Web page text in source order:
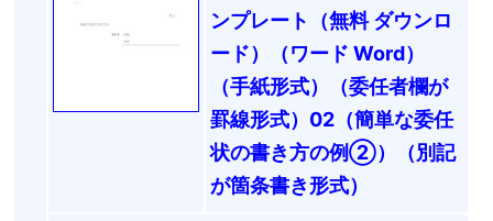
ンプレート（無料 ダウンロ
ード）（ワード Word）
（手紙形式）（委任者欄が
罫線形式）02（簡単な委任
状の書き方の例②）（別記
が箇条書き形式）